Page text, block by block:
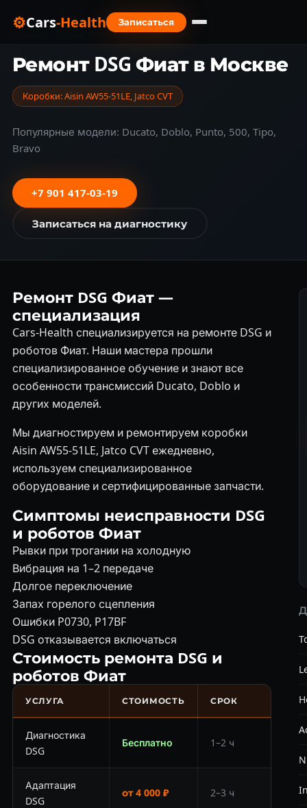
⚙Cars-Health
Записаться
› Fiat › Ремонт DSG
Ремонт DSG Фиат в Москве
Коробки: Aisin AW55-51LE, Jatco CVT
Популярные модели: Ducato, Doblo, Punto, 500, Tipo,
Bravo
+7 901 417-03-19
Записаться на диагностику
Ремонт DSG Фиат —
специализация
Cars-Health специализируется на ремонте DSG и
роботов Фиат. Наши мастера прошли
специализированное обучение и знают все
особенности трансмиссий Ducato, Doblo и
других моделей.
Мы диагностируем и ремонтируем коробки
Aisin AW55-51LE, Jatco CVT ежедневно,
используем специализированное
оборудование и сертифицированные запчасти.
Симптомы неисправности DSG
и роботов Фиат
Рывки при трогании на холодную
Вибрация на 1–2 передаче
Долгое переключение
Запах горелого сцепления
Ошибки P0730, P17BF
DSG отказывается включаться
Стоимость ремонта DSG и
роботов Фиат
УСЛУГА СТОИМОСТЬ СРОК
Диагностика
DSG
Бесплатно 1–2 ч
Адаптация
DSG
от 4 000 ₽ 2–3 ч